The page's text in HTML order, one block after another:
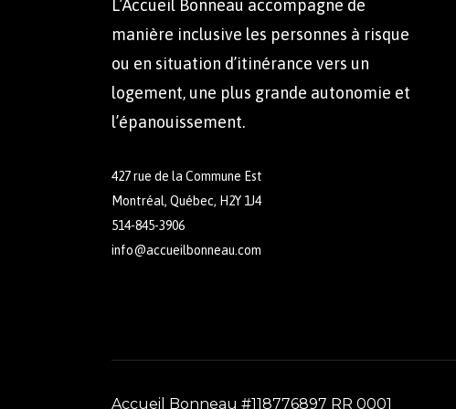
L’Accueil Bonneau accompagne de
manière inclusive les personnes à risque
ou en situation d’itinérance vers un
logement, une plus grande autonomie et
l’épanouissement.
427 rue de la Commune Est
Montréal, Québec, H2Y 1J4
514-845-3906
info@accueilbonneau.com
Accueil Bonneau #118776897 RR 0001